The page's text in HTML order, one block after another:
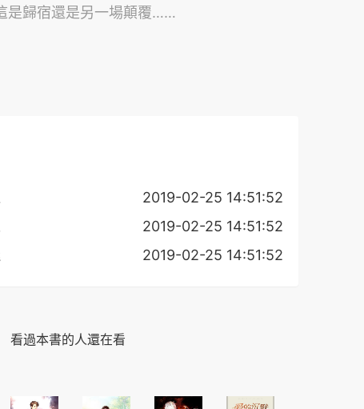
是歸宿還是另一場顛覆……
2019-02-25 14:51:52
2019-02-25 14:51:52
2019-02-25 14:51:52
看過本書的人還在看